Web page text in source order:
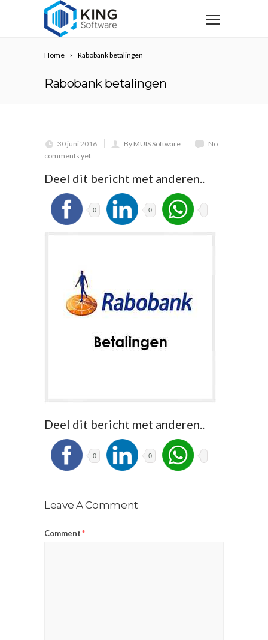
Home Rabobank betalingen
Rabobank betalingen
30 juni 2016 By MUIS Software
No
comments yet
Deel dit bericht met anderen..
0 0
Deel dit bericht met anderen..
0 0
Leave A Comment
Comment*